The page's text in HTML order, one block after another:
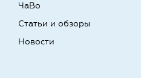
ЧаВо
Статьи и обзоры
Новости